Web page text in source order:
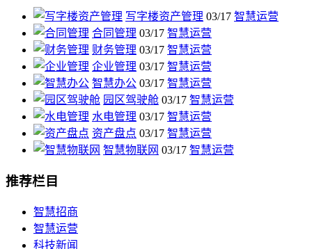
写字楼资产管理 03/17 智慧运营
合同管理 03/17 智慧运营
财务管理 03/17 智慧运营
企业管理 03/17 智慧运营
智慧办公 03/17 智慧运营
园区驾驶舱 03/17 智慧运营
水电管理 03/17 智慧运营
资产盘点 03/17 智慧运营
智慧物联网 03/17 智慧运营
推荐栏目
智慧招商
智慧运营
科技新闻